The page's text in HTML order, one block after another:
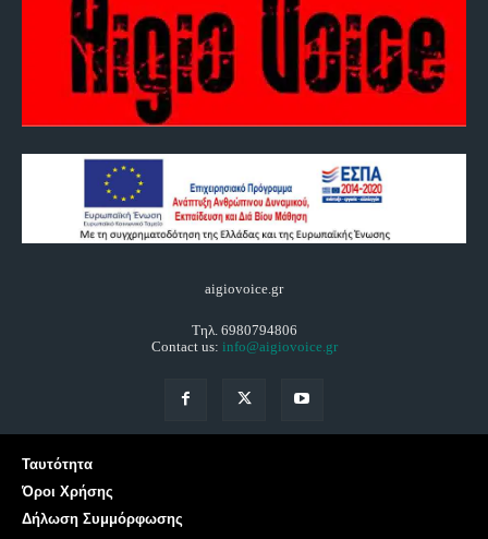
aigiovoice.gr
Τηλ. 6980794806
Contact us: info@aigiovoice.gr
Ταυτότητα
Όροι Χρήσης
Δήλωση Συμμόρφωσης